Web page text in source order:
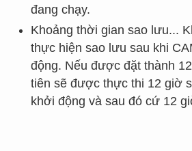
đang chạy.
Khoảng thời gian sao lưu...
thực hiện sao lưu sau khi
động. Nếu được đặt thành
tiên sẽ được thực thi 12 giờ
khởi động và sau đó cứ 12